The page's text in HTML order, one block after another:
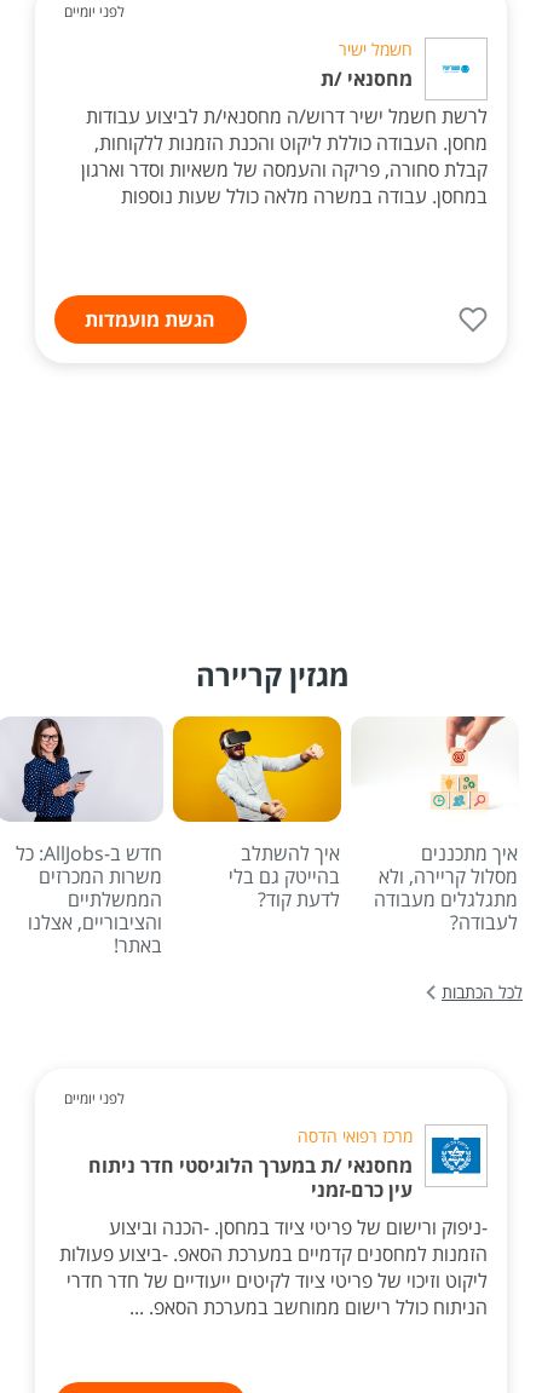
לפני יומיים
חשמל ישיר
מחסנאי /ת
לרשת חשמל ישיר דרוש/ה מחסנאי/ת לביצוע עבודות
מחסן. העבודה כוללת ליקוט והכנת הזמנות ללקוחות,
קבלת סחורה, פריקה והעמסה של משאיות וסדר וארגון
במחסן. עבודה במשרה מלאה כולל שעות נוספות
הגשת מועמדות
מגזין קריירה
איך מתכננים
מסלול קריירה, ולא
מתגלגלים מעבודה
לעבודה?
איך להשתלב
בהייטק גם בלי
לדעת קוד?
חדש ב-AllJobs: כל
משרות המכרזים
הממשלתיים
והציבוריים, אצלנו
באתר!
לכל הכתבות
לפני יומיים
מרכז רפואי הדסה
מחסנאי /ת במערך הלוגיסטי חדר ניתוח
עין כרם-זמני
-ניפוק ורישום של פריטי ציוד במחסן. -הכנה וביצוע
הזמנות למחסנים קדמיים במערכת הסאפ. -ביצוע פעולות
ליקוט וזיכוי של פריטי ציוד לקיטים ייעודיים של חדר חדרי
הניתוח כולל רישום ממוחשב במערכת הסאפ. ...